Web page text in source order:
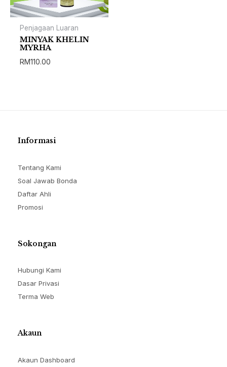
Penjagaan Luaran
MINYAK KHELIN
MYRHA
RM110.00
Informasi
Tentang Kami
Soal Jawab Bonda
Daftar Ahli
Promosi
Sokongan
Hubungi Kami
Dasar Privasi
Terma Web
Akaun
Akaun Dashboard